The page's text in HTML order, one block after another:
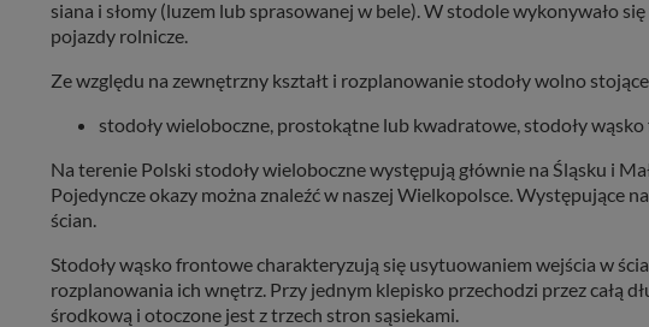
siana i słomy (luzem lub sprasowanej w bele). W stodole wykonywało
pojazdy rolnicze.
Ze względu na zewnętrzny kształt i rozplanowanie stodoły wolno
stodoły wieloboczne, prostokątne lub kwadratowe, stodoły
Na terenie Polski stodoły wieloboczne występują głównie na Śląsku i
Pojedyncze okazy można znaleźć w naszej Wielkopolsce. Występujące
ścian.
Stodoły wąsko frontowe charakteryzują się usytuowaniem wejścia w
rozplanowania ich wnętrz. Przy jednym klepisko przechodzi przez całą
środkową i otoczone jest z trzech stron sąsiekami.
informacji zawartych w plikach
Dziękujemy.